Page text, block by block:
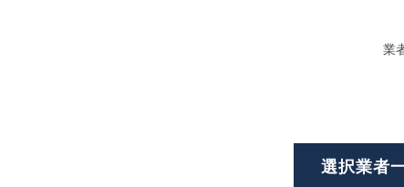
業
選択業者